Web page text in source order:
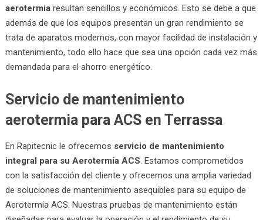
aerotermiaresultan sencillos y económicos. Esto se debe a que
además de que los equipos presentan un gran rendimiento se
trata de aparatos modernos, con mayor facilidad de instalación y
mantenimiento, todo ello hace que sea una opción cada vez más
demandada para el ahorro energético.
Servicio de mantenimiento
aerotermia para ACS en Terrassa
En Rapitecnic le ofrecemos servicio de mantenimiento
integral para su Aerotermia ACS. Estamos comprometidos
con la satisfacción del cliente y ofrecemos una amplia variedad
de soluciones de mantenimiento asequibles para su equipo de
Aerotermia ACS. Nuestras pruebas de mantenimiento están